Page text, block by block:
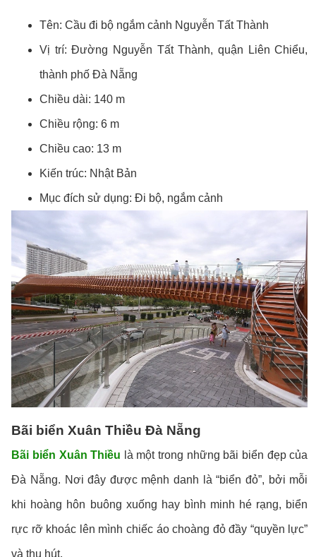
Tên: Cầu đi bộ ngắm cảnh Nguyễn Tất Thành
Vị trí: Đường Nguyễn Tất Thành, quận Liên Chiểu,
thành phố Đà Nẵng
Chiều dài: 140 m
Chiều rộng: 6 m
Chiều cao: 13 m
Kiến trúc: Nhật Bản
Mục đích sử dụng: Đi bộ, ngắm cảnh
Bãi biển Xuân Thiều Đà Nẵng
Bãi biển Xuân Thiều là một trong những bãi biển đẹp của
Đà Nẵng. Nơi đây được mệnh danh là “biển đỏ”, bởi mỗi
khi hoàng hôn buông xuống hay bình minh hé rạng, biển
rực rỡ khoác lên mình chiếc áo choàng đỏ đầy “quyền lực”
và thu hút.